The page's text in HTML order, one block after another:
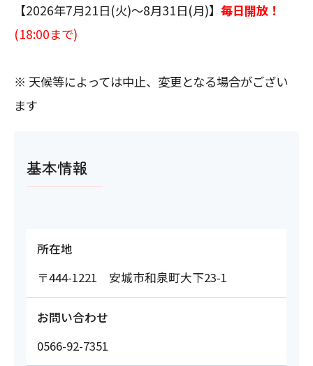
【2026年7月21日(火)～8月31日(月)】 毎日開放！
(18:00まで)
※ 天候等によっては中止、変更となる場合がござい
ます
基本情報
所在地
〒444-1221 安城市和泉町大下23-1
お問い合わせ
0566-92-7351